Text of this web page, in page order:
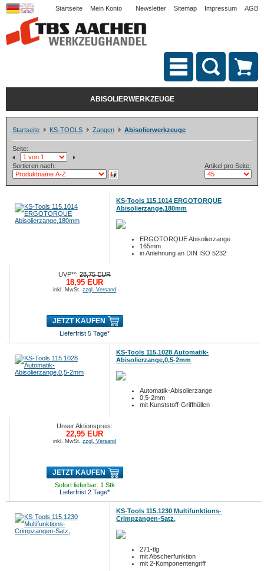
Startseite Mein Konto Newsletter Sitemap Impressum AGB
ABISOLIERWERKZEUGE
Startseite KS-TOOLS Zangen Abisolierwerkzeuge
Seite:
Sortieren nach: Artikel pro Seite:
KS-Tools 115.1014 ERGOTORQUE
Abisolierzange,180mm
ERGOTORQUE Abisolierzange
165mm
in Anlehnung an DIN ISO 5232
UVP**:28,75 EUR
18,95 EUR
inkl. MwSt.zzgl. Versand
JETZT KAUFEN
Lieferfrist 5 Tage*
KS-Tools 115.1028 Automatik-
Abisolierzange,0,5-2mm
Automatik-Abisolierzange
0,5-2mm
mit Kunststoff-Griffhüllen
Unser Aktionspreis:
22,95 EUR
inkl. MwSt.zzgl. Versand
JETZT KAUFEN
Sofort lieferbar: 1 Stk
Lieferfrist 2 Tage*
KS-Tools 115.1230 Multifunktions-
Crimpzangen-Satz,
271-tlg
mit Abscherfunktion
mit 2-Komponentengriff